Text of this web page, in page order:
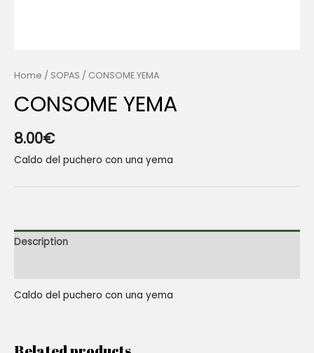
Home / SOPAS / CONSOME YEMA
CONSOME YEMA
8.00€
Caldo del puchero con una yema
Description
Caldo del puchero con una yema